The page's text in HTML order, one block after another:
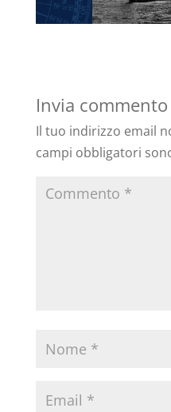
Invia commento
Il tuo indirizzo email
campi obbligatori